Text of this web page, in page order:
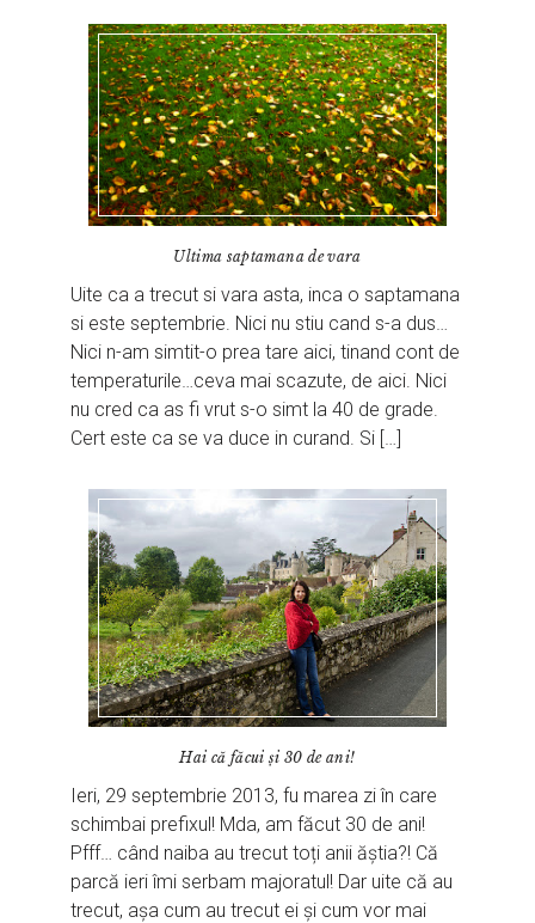
Ultima saptamana de vara
Uite ca a trecut si vara asta, inca o saptamana
si este septembrie. Nici nu stiu cand s-a dus…
Nici n-am simtit-o prea tare aici, tinand cont de
temperaturile…ceva mai scazute, de aici. Nici
nu cred ca as fi vrut s-o simt la 40 de grade.
Cert este ca se va duce in curand. Si […]
Hai că făcui și 30 de ani!
Ieri, 29 septembrie 2013, fu marea zi în care
schimbai prefixul! Mda, am făcut 30 de ani!
Pfff… când naiba au trecut toți anii ăștia?! Că
parcă ieri îmi serbam majoratul! Dar uite că au
trecut, așa cum au trecut ei și cum vor mai